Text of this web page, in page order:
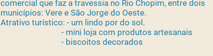
comercial que faz a travessia no Rio Chopim, entre dois
municípios: Vere e São Jorge do Oeste.
Atrativo turístico: - um lindo por do sol.
- mini loja com produtos artesanais
- biscoitos decorados